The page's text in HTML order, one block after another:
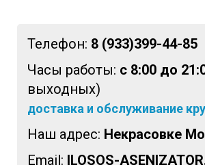
Телефон: 8 (933)399-44-85
Часы работы: с 8:00 до
выходных)
доставка и обслуживание
Наш адрес: Некрасовке
Email: ILOSOS-